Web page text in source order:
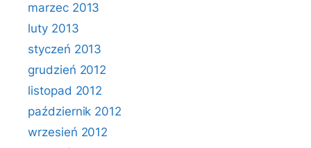
marzec 2013
luty 2013
styczeń 2013
grudzień 2012
listopad 2012
październik 2012
wrzesień 2012